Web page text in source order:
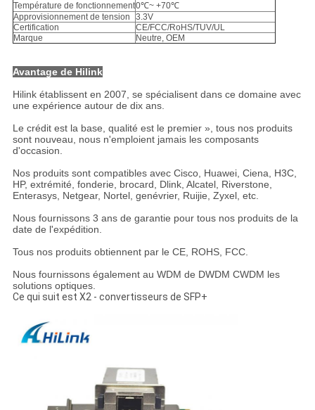
Température de fonctionnement0℃~ +70℃
Approvisionnement de tension
3.3V
Certification
CE/FCC/RoHS/TUV/UL
Marque
Neutre, OEM
Avantage de Hilink
Hilink établissent en 2007, se spécialisent dans ce domaine avec
une expérience autour de dix ans.
Le crédit est la base, qualité est le premier », tous nos produits
sont nouveau, nous n'emploient jamais les composants
d'occasion.
Nos produits sont compatibles avec Cisco, Huawei, Ciena, H3C,
HP, extrémité, fonderie, brocard, Dlink, Alcatel, Riverstone,
Enterasys, Netgear, Nortel, genévrier, Ruijie, Zyxel, etc.
Nous fournissons 3 ans de garantie pour tous nos produits de la
date de l'expédition.
Tous nos produits obtiennent par le CE, ROHS, FCC.
Nous fournissons également au WDM de DWDM CWDM les
solutions optiques.
Ce qui suit est X2 - convertisseurs de SFP+